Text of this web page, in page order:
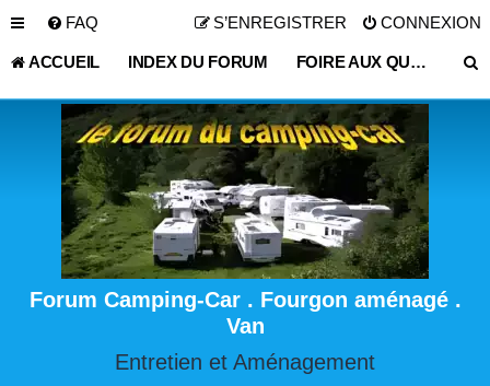
FAQ CONNEXION
S’ENREGISTRER
ACCUEIL INDEX DU FORUM FOIRE AUX QUESTIONS (QUESTIONS POSÉES FRÉQUEMMENT)
Forum Camping-Car . Fourgon aménagé .
Van
Entretien et Aménagement